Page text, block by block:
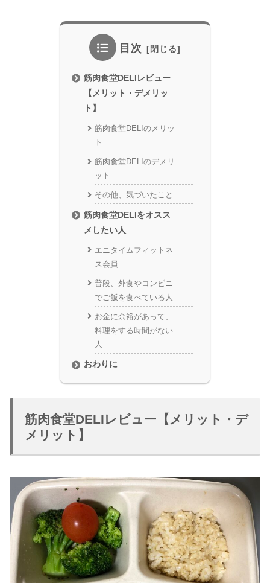
目次
筋肉食堂DELIレビュー
【メリット・デメリッ
ト】
筋肉食堂DELIのメリッ
ト
筋肉食堂DELIのデメリ
ット
その他、気づいたこと
筋肉食堂DELIをオスス
メしたい人
エニタイムフィットネ
ス会員
普段、外食やコンビニ
でご飯を食べている人
お金に余裕があって、
料理をする時間がない
人
おわりに
筋肉食堂DELIレビュー【メリット・デ
メリット】